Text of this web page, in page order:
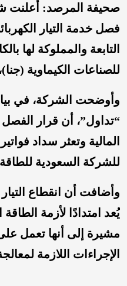
صحيفة المرصد: أعلنت
فصل خدمة التيار
التابعة والمملوكة لها
للصناعات الكيماوية
وأوضحت الشركة، في
“تداول”، أن قرار الفصل
المالية وتعثر سداد
للشركة السعودية
وأضافت أن انقطاع
يُعد امتدادًا لأزمة
مشيرة إلى أنها تعمل
الإجراءات اللازمة